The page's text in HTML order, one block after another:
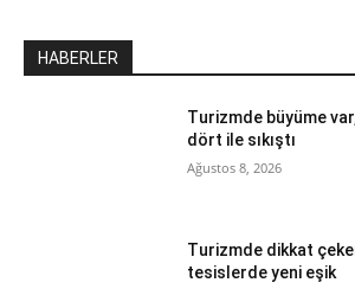
HABERLER
Turizmde büyüme
dört ile sıkıştı
Ağustos 8, 2026
Turizmde dikkat
tesislerde yeni eşik